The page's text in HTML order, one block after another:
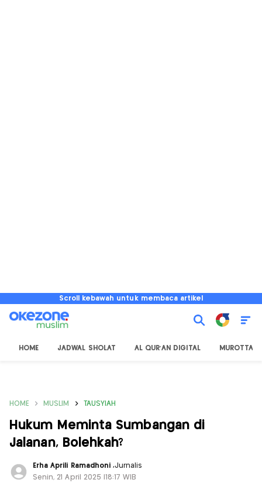
Scroll kebawah untuk membaca artikel
HOME JADWAL SHOLAT AL QUR'AN DIGITAL MUROTTAL
HOME MUSLIM TAUSYIAH
Hukum Meminta Sumbangan di
Jalanan, Bolehkah?
Erha Aprili Ramadhoni,Jurnalis
Senin, 21 April 2025 |18:17 WIB